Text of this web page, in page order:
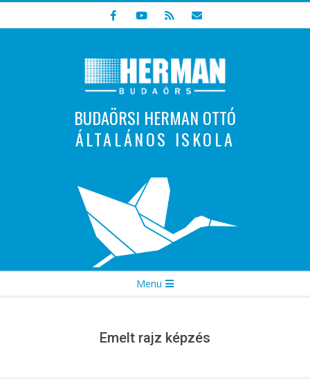
to
BUDAÖRSI HERMAN OTTÓ
ÁLTALÁNOS ISKOLA
Indulunk! Hamarosan újraindul oldalunk!
Menu
Emelt rajz képzés